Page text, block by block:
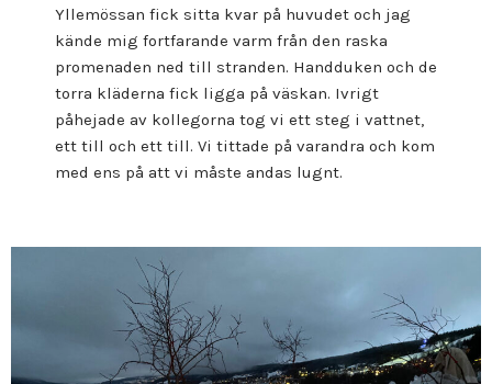
Yllemössan fick sitta kvar på huvudet och jag
kände mig fortfarande varm från den raska
promenaden ned till stranden. Handduken och de
torra kläderna fick ligga på väskan. Ivrigt
påhejade av kollegorna tog vi ett steg i vattnet,
ett till och ett till. Vi tittade på varandra och kom
med ens på att vi måste andas lugnt.